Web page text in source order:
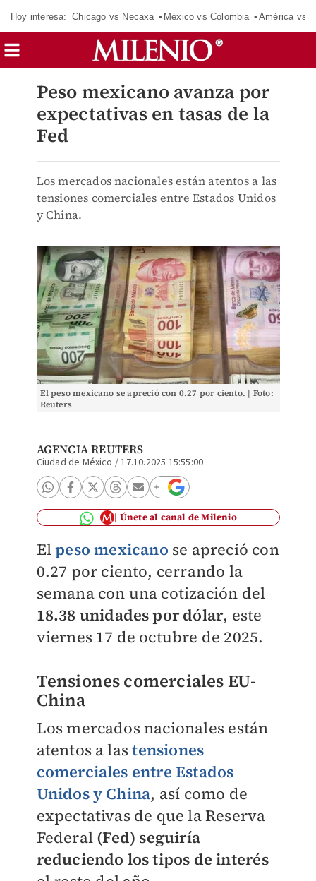
Hoy interesa: Chicago vs Necaxa México vs Colombia América vs
Peso mexicano avanza por
expectativas en tasas de la
Fed
Los mercados nacionales están atentos a las
tensiones comerciales entre Estados Unidos
y China.
El peso mexicano se apreció con 0.27 por ciento. | Foto:
Reuters
AGENCIA REUTERS
Ciudad de México /17.10.2025 15:55:00
Únete al canal de Milenio
Elpeso mexicano se apreció con
0.27 por ciento, cerrando la
semana con una cotización del
18.38 unidades por dólar, este
viernes 17 de octubre de 2025.
Tensiones comerciales EU-
China
Los mercados nacionales están
atentos a lastensiones
comerciales entre Estados
Unidos y China, así como de
expectativas de que la Reserva
Federal (Fed) seguiría
reduciendo los tipos de interés